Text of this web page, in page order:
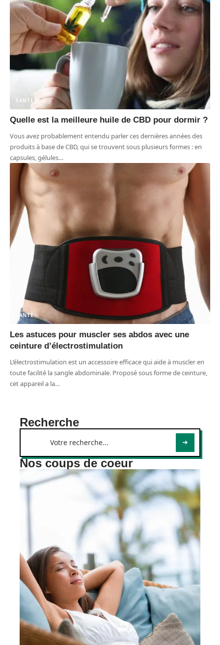
SANTÉ
Quelle est la meilleure huile de CBD pour dormir ?
Vous avez probablement entendu parler ces dernières années des
produits à base de CBD, qui se trouvent sous plusieurs formes : en
capsules, gélules…
SANTÉ
Les astuces pour muscler ses abdos avec une
ceinture d’électrostimulation
L’électrostimulation est un accessoire efficace qui aide à muscler en
toute facilité la sangle abdominale. Proposé sous forme de ceinture,
cet appareil a la…
Recherche
Nos coups de coeur